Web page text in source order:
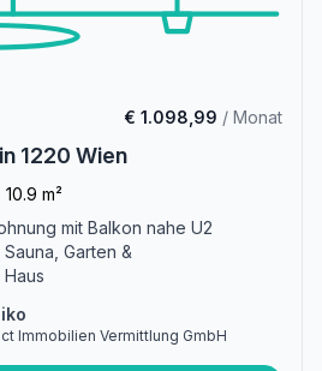
€ 1.098,99 / Monat
1220 Wien
10.9 m²
mit Balkon nahe U2
Garten &
Immobilien Vermittlung GmbH